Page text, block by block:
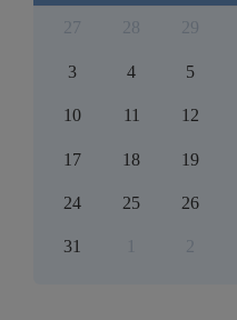
27 28 29
3 4 5
10 11 12
17 18 19
24 25 26
31 2